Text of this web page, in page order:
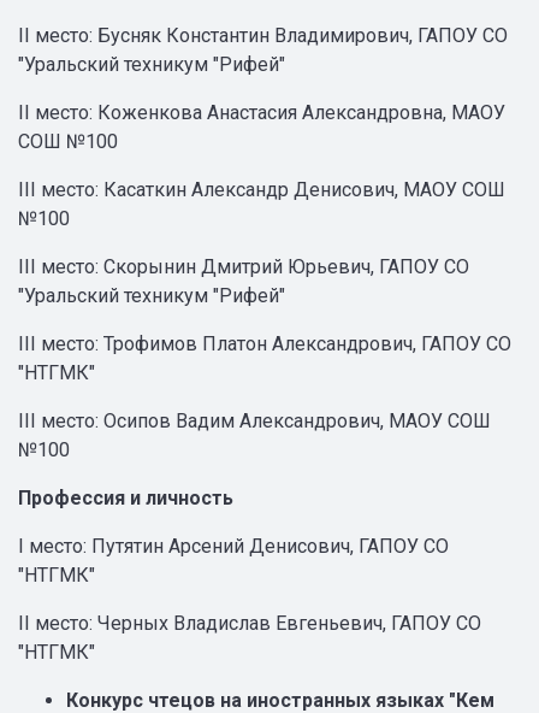
II место: Бусняк Константин Владимирович, ГАПОУ СО
"Уральский техникум "Рифей"
II место: Коженкова Анастасия Александровна, МАОУ
СОШ №100
III место: Касаткин Александр Денисович, МАОУ СОШ
№100
III место: Скорынин Дмитрий Юрьевич, ГАПОУ СО
"Уральский техникум "Рифей"
III место: Трофимов Платон Александрович, ГАПОУ СО
"НТГМК"
III место: Осипов Вадим Александрович, МАОУ СОШ
№100
Профессия и личность
I место: Путятин Арсений Денисович, ГАПОУ СО
"НТГМК"
II место: Черных Владислав Евгеньевич, ГАПОУ СО
"НТГМК"
Конкурс чтецов на иностранных языках "Кем